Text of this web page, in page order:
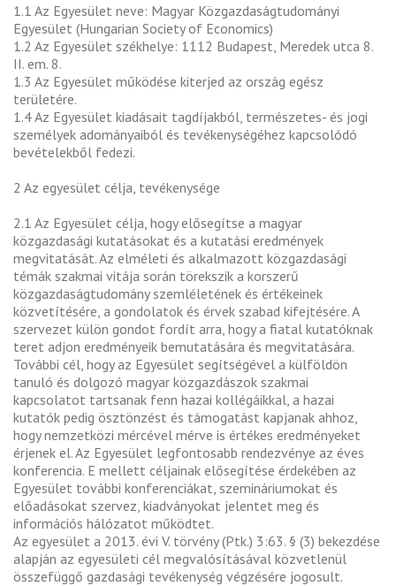
1.1 Az Egyesület neve: Magyar Közgazdaságtudományi
Egyesület (Hungarian Society of Economics)
1.2 Az Egyesület székhelye: 1112 Budapest, Meredek utca 8.
II. em. 8.
1.3 Az Egyesület működése kiterjed az ország egész
területére.
1.4 Az Egyesület kiadásait tagdíjakból, természetes- és jogi
személyek adományaiból és tevékenységéhez kapcsolódó
bevételekből fedezi.
2 Az egyesület célja, tevékenysége
2.1 Az Egyesület célja, hogy elősegítse a magyar
közgazdasági kutatásokat és a kutatási eredmények
megvitatását. Az elméleti és alkalmazott közgazdasági
témák szakmai vitája során törekszik a korszerű
közgazdaságtudomány szemléletének és értékeinek
közvetítésére, a gondolatok és érvek szabad kifejtésére. A
szervezet külön gondot fordít arra, hogy a fiatal kutatóknak
teret adjon eredményeik bemutatására és megvitatására.
További cél, hogy az Egyesület segítségével a külföldön
tanuló és dolgozó magyar közgazdászok szakmai
kapcsolatot tartsanak fenn hazai kollégáikkal, a hazai
kutatók pedig ösztönzést és támogatást kapjanak ahhoz,
hogy nemzetközi mércével mérve is értékes eredményeket
érjenek el. Az Egyesület legfontosabb rendezvénye az éves
konferencia. E mellett céljainak elősegítése érdekében az
Egyesület további konferenciákat, szemináriumokat és
előadásokat szervez, kiadványokat jelentet meg és
információs hálózatot működtet.
Az egyesület a 2013. évi V. törvény (Ptk.) 3:63. § (3) bekezdése
alapján az egyesületi cél megvalósításával közvetlenül
összefüggő gazdasági tevékenység végzésére jogosult.